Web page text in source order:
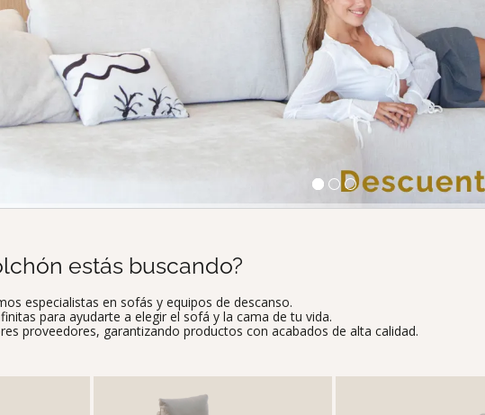
estás buscando?
especialistas en sofás y equipos de descanso.
para ayudarte a elegir el sofá y la cama de tu vida.
proveedores, garantizando productos con acabados de alta calidad.